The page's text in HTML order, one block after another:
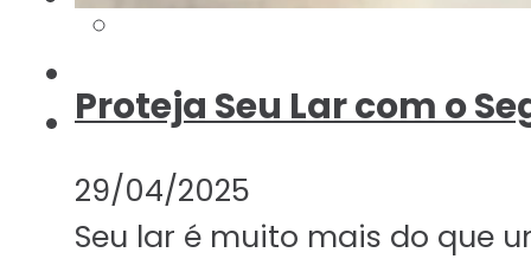
Proteja Seu Lar com o
29/04/2025
Seu lar é muito mais do que